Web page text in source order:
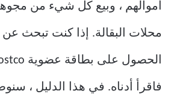
أموالهم ، وبيع كل شيء من
محلات البقالة. إذا كنت تبحث
فاقرأ أدناه. في هذا الدليل ،